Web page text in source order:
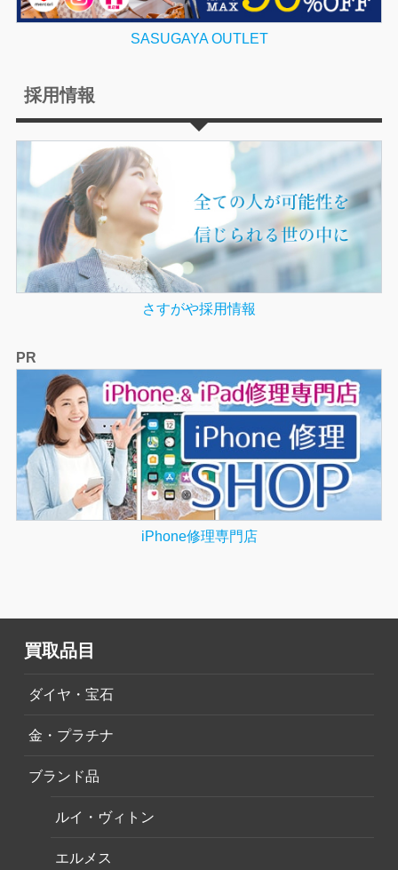
SASUGAYA OUTLET
採用情報
さすがや採用情報
PR
iPhone修理専門店
買取品目
ダイヤ・宝石
金・プラチナ
ブランド品
ルイ・ヴィトン
エルメス